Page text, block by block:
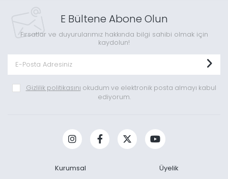
E Bültene Abone Olun
Fırsatlar ve duyurularımız hakkında bilgi sahibi olmak için
kaydolun!
Gizlilik politikasını okudum ve elektronik posta almayı kabul
ediyorum.
Kurumsal Üyelik